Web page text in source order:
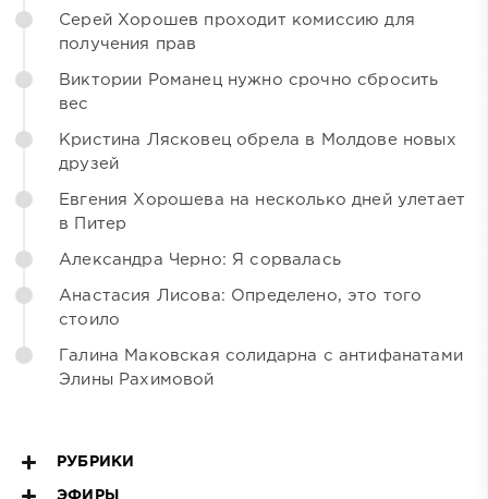
Серей Хорошев проходит комиссию для
получения прав
Виктории Романец нужно срочно сбросить
вес
Кристина Лясковец обрела в Молдове новых
друзей
Евгения Хорошева на несколько дней улетает
в Питер
Александра Черно: Я сорвалась
Анастасия Лисова: Определено, это того
стоило
Галина Маковская солидарна с антифанатами
Элины Рахимовой
РУБРИКИ
ЭФИРЫ